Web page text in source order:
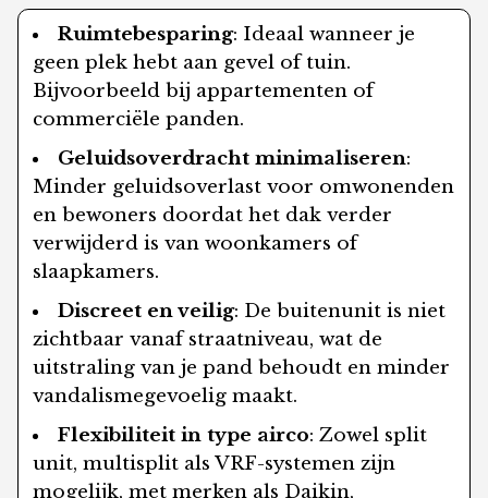
Ruimtebesparing: Ideaal wanneer je
geen plek hebt aan gevel of tuin.
Bijvoorbeeld bij appartementen of
commerciële panden.
Geluidsoverdracht minimaliseren:
Minder geluidsoverlast voor omwonenden
en bewoners doordat het dak verder
verwijderd is van woonkamers of
slaapkamers.
Discreet en veilig: De buitenunit is niet
zichtbaar vanaf straatniveau, wat de
uitstraling van je pand behoudt en minder
vandalismegevoelig maakt.
Flexibiliteit in type airco: Zowel split
unit, multisplit als VRF-systemen zijn
mogelijk, met merken als Daikin,